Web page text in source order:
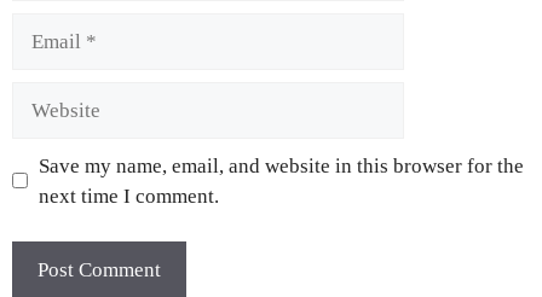
Save my name, email, and website in this browser for the
next time I comment.